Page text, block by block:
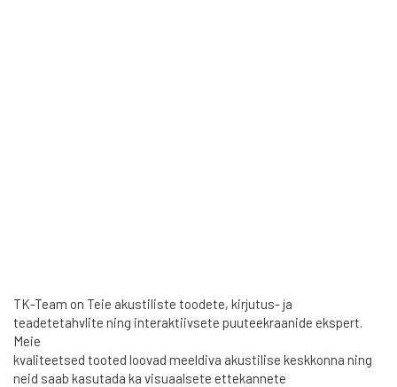
TK-Team on Teie akustiliste toodete, kirjutus- ja
teadetetahvlite ning interaktiivsete puuteekraanide ekspert.
Meie
kvaliteetsed tooted loovad meeldiva akustilise keskkonna ning
neid saab kasutada ka visuaalsete ettekannete